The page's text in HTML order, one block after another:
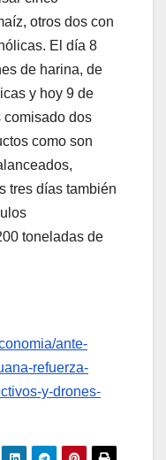
otros dos con
El día 8
de harina, de
y hoy 9 de
comisado dos
como son
tres días también
toneladas de
ante-
refuerza-
y-drones-